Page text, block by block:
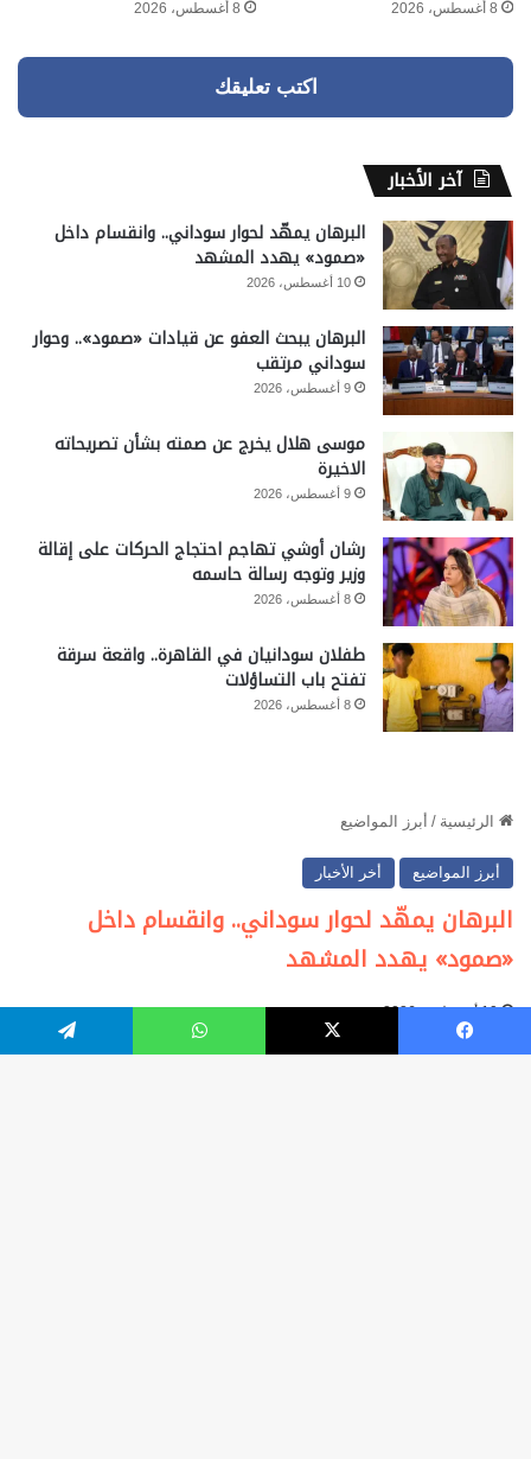
8 أغسطس، 2026 8 أغسطس، 2026
اكتب تعليقك
آخر الأخبار
البرهان يمهّد لحوار سوداني.. وانقسام داخل
«صمود» يهدد المشهد
10 أغسطس، 2026
البرهان يبحث العفو عن قيادات «صمود».. وحوار
سوداني مرتقب
9 أغسطس، 2026
موسى هلال يخرج عن صمته بشأن تصريحاته
الاخيرة
9 أغسطس، 2026
رشان أوشي تهاجم احتجاج الحركات على إقالة
وزير وتوجه رسالة حاسمه
8 أغسطس، 2026
طفلان سودانيان في القاهرة.. واقعة سرقة
تفتح باب التساؤلات
8 أغسطس، 2026
فيسبوك ‫X واتساب تيلقرام